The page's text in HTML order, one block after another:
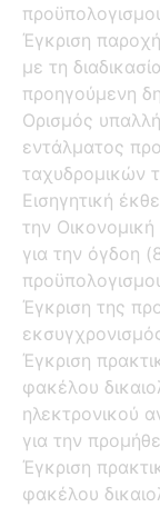
Έγκριση
με τη
προηγούμενη
Ορισμός
εντάλματος
ταχυδρομικών
Εισηγητική
την
για την όγδοη
Έγκριση της
Έγκριση
φακέλου
ηλεκτρονικού
για την
Έγκριση
φακέλου